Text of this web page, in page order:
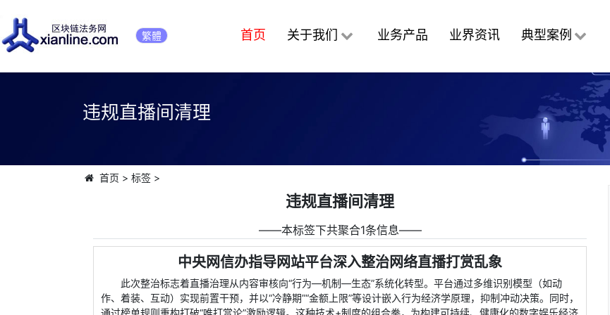
繁體 首页 关于我们 业务产品 业界资讯 典型案例
违规直播间清理
首页 > 标签>
违规直播间清理
――本标签下共聚合1条信息――
中央网信办指导网站平台深入整治网络直播打赏乱象
此次整治标志着直播治理从内容审核向“行为—机制—生态”系统化转型。平台通过多维识别模型（如动
作、着装、互动）实现前置干预，并以“冷静期”“金额上限”等设计嵌入行为经济学原理，抑制冲动决策。同时，
通过榜单规则重构打破“唯打赏论”激励逻辑。这种技术+制度的组合拳，为构建可持续、健康化的数字娱乐经济